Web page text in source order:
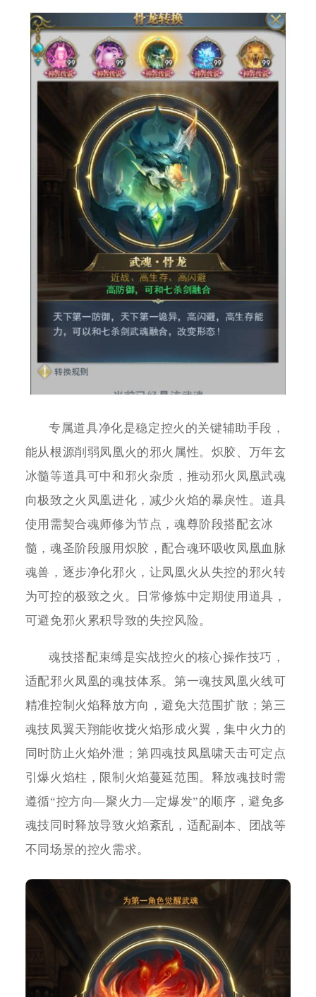
专属道具净化是稳定控火的关键辅助手段，
能从根源削弱凤凰火的邪火属性。炽胶、万年玄
冰髓等道具可中和邪火杂质，推动邪火凤凰武魂
向极致之火凤凰进化，减少火焰的暴戾性。道具
使用需契合魂师修为节点，魂尊阶段搭配玄冰
髓，魂圣阶段服用炽胶，配合魂环吸收凤凰血脉
魂兽，逐步净化邪火，让凤凰火从失控的邪火转
为可控的极致之火。日常修炼中定期使用道具，
可避免邪火累积导致的失控风险。
魂技搭配束缚是实战控火的核心操作技巧，
适配邪火凤凰的魂技体系。第一魂技凤凰火线可
精准控制火焰释放方向，避免大范围扩散；第三
魂技凤翼天翔能收拢火焰形成火翼，集中火力的
同时防止火焰外泄；第四魂技凤凰啸天击可定点
引爆火焰柱，限制火焰蔓延范围。释放魂技时需
遵循“控方向—聚火力—定爆发”的顺序，避免多
魂技同时释放导致火焰紊乱，适配副本、团战等
不同场景的控火需求。